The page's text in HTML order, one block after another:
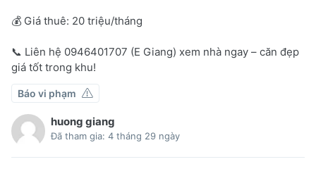
💰 Giá thuê: 20 triệu/tháng
📞 Liên hệ 0946401707 (E Giang) xem nhà ngay – căn đẹp
giá tốt trong khu!
Báo vi phạm
huong giang
Đã tham gia: 4 tháng 29 ngày